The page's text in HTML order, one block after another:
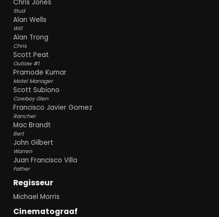
Chris Jones
Stud
Alan Wells
Will
Alan Trong
Chris
Scott Peat
Outlaw #1
Pramode Kumar
Motel Manager
Scott Subiono
Cowboy Glen
Francisco Javier Gomez
Rancher
Mac Brandt
Bert
John Gilbert
Warren
Juan Francisco Villa
Father
Regisseur
Michael Morris
Cinematograaf